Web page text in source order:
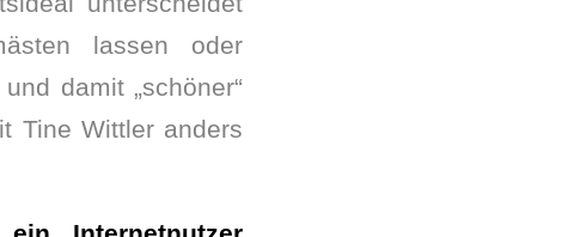
lassen oder
damit „schöner“
Tine Wittler anders